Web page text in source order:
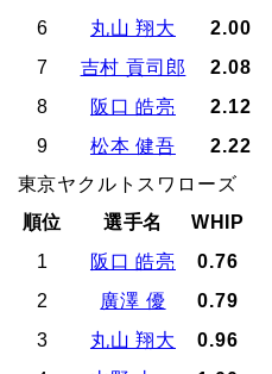
6
丸山 翔大
2.00
7
吉村 貢司郎
2.08
8
阪口 皓亮
2.12
9
松本 健吾
2.22
東京ヤクルトスワローズ
順位
選手名
WHIP
1
阪口 皓亮
0.76
2
廣澤 優
0.79
3
丸山 翔大
0.96